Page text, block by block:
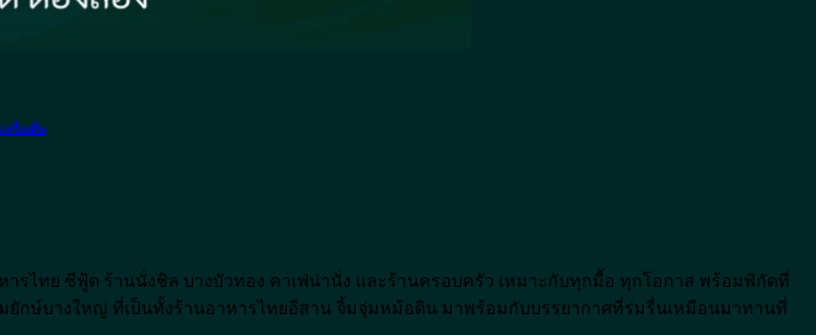
เครื่องดื่ม
ารไทย ซีฟู้ด ร้านนั่งชิล บางบัวทอง คาเฟ่น่านั่ง และร้านครอบครัว เหมาะกับทุกมื้อ ทุกโอกาส พร้อมพิกัดที่
ยักษ์บางใหญ่ ที่เป็นทั้งร้านอาหารไทยอีสาน จิ้มจุ่มหม้อดิน มาพร้อมกับบรรยากาศที่ร่มรื่นเหมือนมาทานที่